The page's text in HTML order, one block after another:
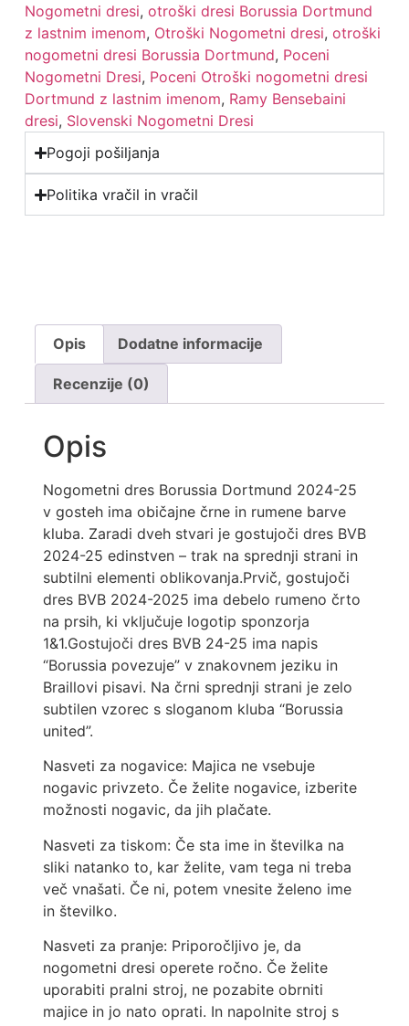
Nogometni dresi, otroški dresi Borussia Dortmund
z lastnim imenom, Otroški Nogometni dresi, otroški
nogometni dresi Borussia Dortmund, Poceni
Nogometni Dresi, Poceni Otroški nogometni dresi
Dortmund z lastnim imenom, Ramy Bensebaini
dresi, Slovenski Nogometni Dresi
Pogoji pošiljanja
Politika vračil in vračil
Opis Dodatne informacije
Recenzije (0)
Opis
Nogometni dres Borussia Dortmund 2024-25
v gosteh ima običajne črne in rumene barve
kluba. Zaradi dveh stvari je gostujoči dres BVB
2024-25 edinstven – trak na sprednji strani in
subtilni elementi oblikovanja.Prvič, gostujoči
dres BVB 2024-2025 ima debelo rumeno črto
na prsih, ki vključuje logotip sponzorja
1&1.Gostujoči dres BVB 24-25 ima napis
“Borussia povezuje” v znakovnem jeziku in
Braillovi pisavi. Na črni sprednji strani je zelo
subtilen vzorec s sloganom kluba “Borussia
united”.
Nasveti za nogavice: Majica ne vsebuje
nogavic privzeto. Če želite nogavice, izberite
možnosti nogavic, da jih plačate.
Nasveti za tiskom: Če sta ime in številka na
sliki natanko to, kar želite, vam tega ni treba
več vnašati. Če ni, potem vnesite želeno ime
in številko.
Nasveti za pranje: Priporočljivo je, da
nogometni dresi operete ročno. Če želite
uporabiti pralni stroj, ne pozabite obrniti
majice in jo nato oprati. In napolnite stroj s